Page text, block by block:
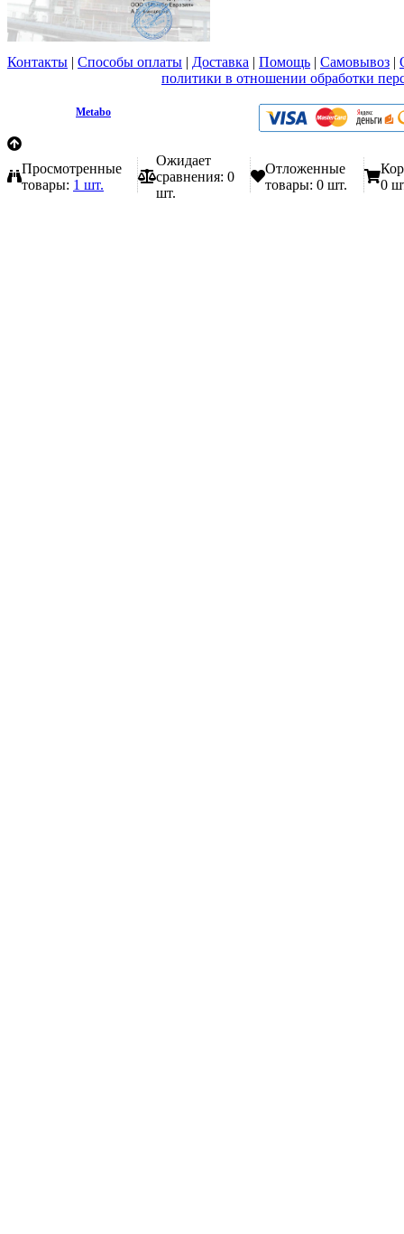
Контакты | Способы оплаты | Доставка | Помощь | Самовывоз |
политики в отношении обработки
Metabo
Просмотренные
товары: 1 шт.
Ожидает
сравнения: 0
шт.
Отложенные
товары: 0 шт.
0